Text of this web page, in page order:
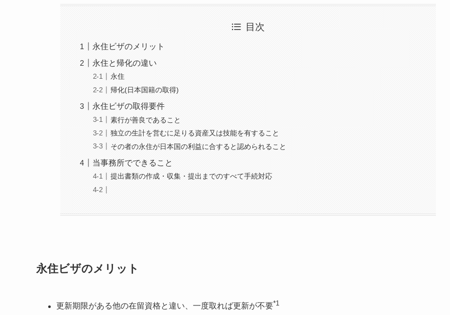
目次
永住ビザのメリット
永住と帰化の違い
永住
帰化(日本国籍の取得)
永住ビザの取得要件
素行が善良であること
独立の生計を営むに足りる資産又は技能を有すること
その者の永住が日本国の利益に合すると認められること
当事務所でできること
提出書類の作成・収集・提出までのすべて手続対応
永住ビザのメリット
更新期限がある他の在留資格と違い、一度取れば更新が不要*1